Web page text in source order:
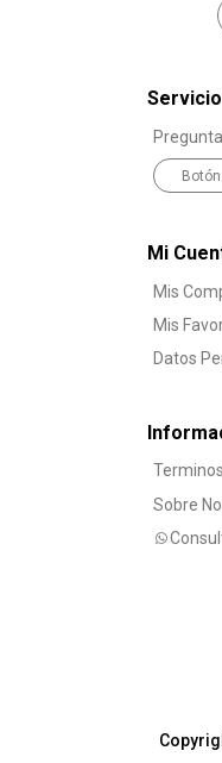
Mi
Mis
Mis
Datos
Sobre